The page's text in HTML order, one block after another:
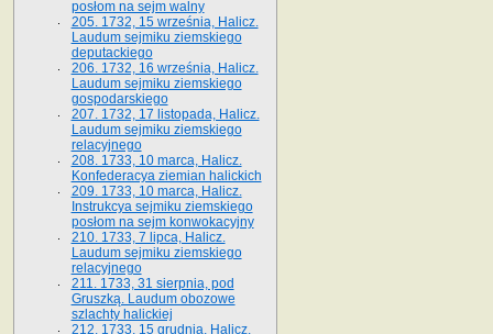
posłom na sejm walny
205. 1732, 15 września, Halicz.
Laudum sejmiku ziemskiego
deputackiego
206. 1732, 16 września, Halicz.
Laudum sejmiku ziemskiego
gospodarskiego
207. 1732, 17 listopada, Halicz.
Laudum sejmiku ziemskiego
relacyjnego
208. 1733, 10 marca, Halicz.
Konfederacya ziemian halickich­
209. 1733, 10 marca, Halicz.
Instrukcya sejmiku ziemskiego
posłom na sejm konwokacyjny
210. 1733, 7 lipca, Halicz.
Laudum sejmiku ziemskiego
relacyjnego
211. 1733, 31 sierpnia, pod
Gruszką. Laudum obozowe
szlachty halickiej
212. 1733, 15 grudnia, Halicz.